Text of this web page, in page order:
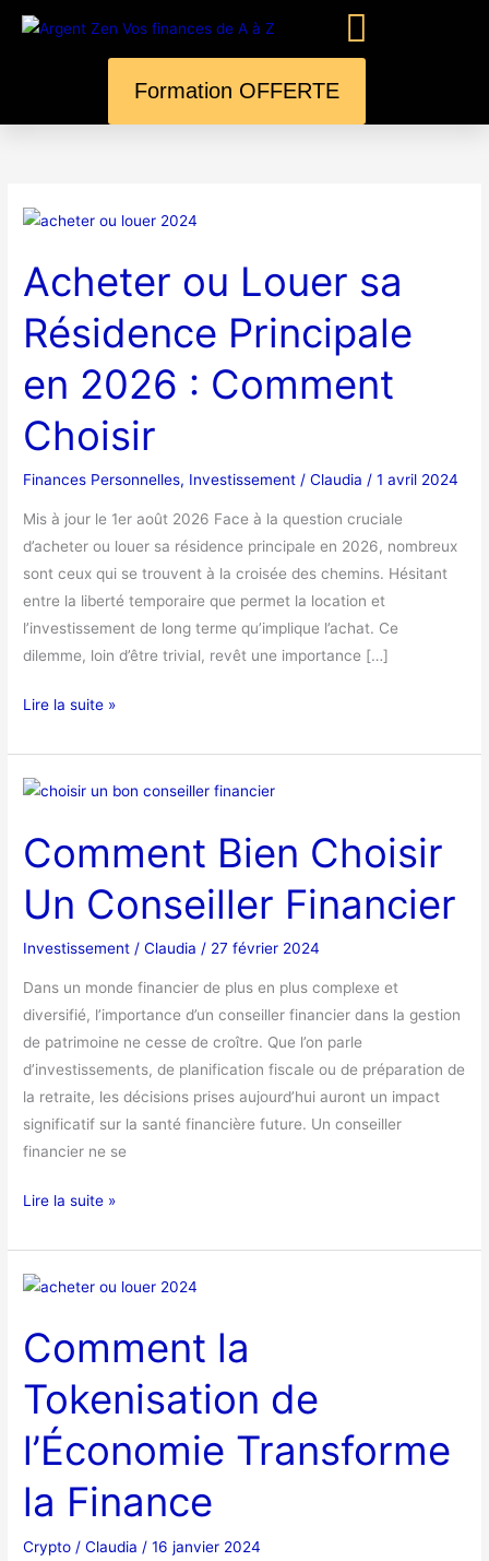
Aller
Formation OFFERTE
Acheter ou Louer sa
Résidence Principale
en 2026 : Comment
Choisir
Finances Personnelles, Investissement /Claudia/1 avril 2024
Mis à jour le 1er août 2026 Face à la question cruciale
d’acheter ou louer sa résidence principale en 2026, nombreux
sont ceux qui se trouvent à la croisée des chemins. Hésitant
entre la liberté temporaire que permet la location et
l’investissement de long terme qu’implique l’achat. Ce
dilemme, loin d’être trivial, revêt une importance […]
Acheter
Louer
sa
Résidence
en
:
Choisir
Lire la suite »
Comment Bien Choisir
Un Conseiller Financier
Investissement /Claudia / 27 février 2024
Dans un monde financier de plus en plus complexe et
diversifié, l’importance d’un conseiller financier dans la gestion
de patrimoine ne cesse de croître. Que l’on parle
d’investissements, de planification fiscale ou de préparation de
la retraite, les décisions prises aujourd’hui auront un impact
significatif sur la santé financière future. Un conseiller
financier ne se
Comment
Choisir
Un
Conseiller
Financier
Lire la suite »
Comment la
Tokenisation de
l’Économie Transforme
la Finance
Crypto /Claudia /16 janvier 2024
Comment
Tokenisation
de
l’Économie
la